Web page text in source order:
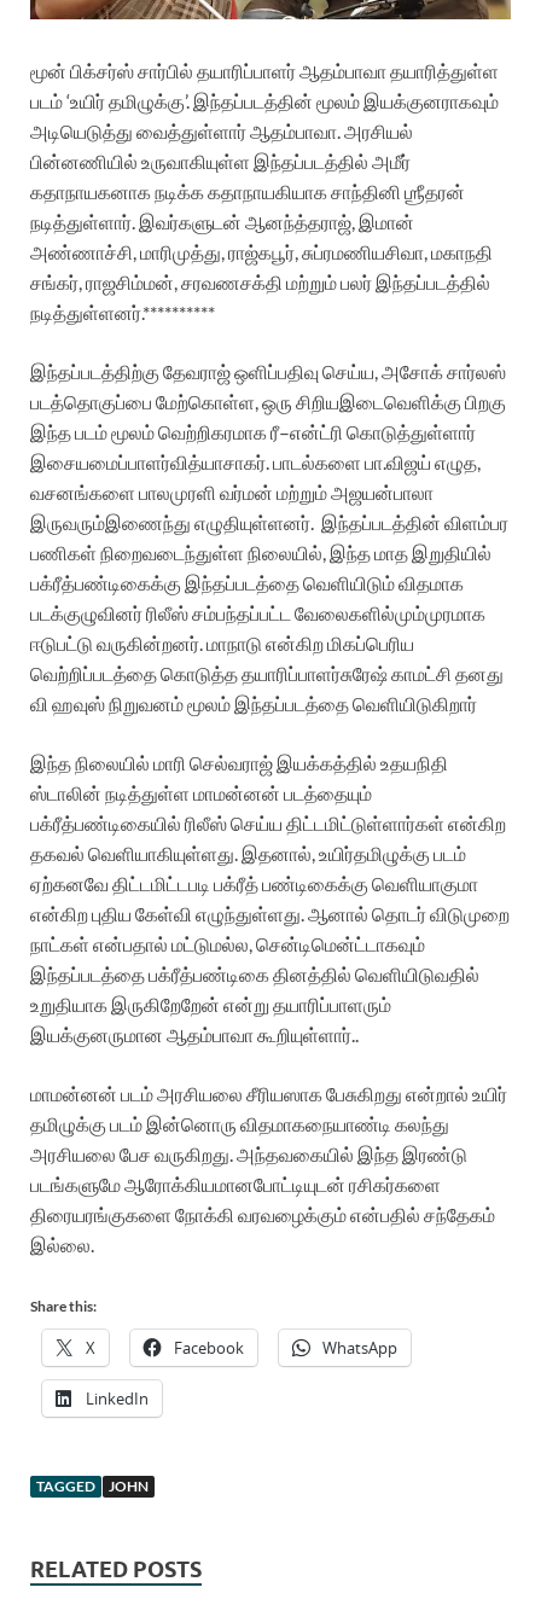
மூன் பிக்சர்ஸ்சார்பில் தயாரிப்பாளர்ஆதம்பாவாதயாரித்துள்ள
படம்‘உயிர்தமிழுக்கு’. இந்தப்படத்தின் மூலம் இயக்குனராகவும்
அடியெடுத்து வைத்துள்ளார்ஆதம்பாவா.அரசியல்
பின்னணியில் உருவாகியுள்ள இந்தப்படத்தில் அமீர்
கதாநாயகனாகநடிக்ககதாநாயகியாகசாந்தினி ஶ்ரீதரன்
நடித்துள்ளார். இவர்களுடன் ஆனந்த்தராஜ், இமான்
அண்ணாச்சி,மாரிமுத்து,ராஜ்கபூர்,சுப்ரமணியசிவா,மகாநதி
சங்கர்,ராஜசிம்மன்,சரவணசக்தி மற்றும்பலர் இந்தப்படத்தில்
நடித்துள்ளனர்.**********
இந்தப்படத்திற்கு தேவராஜ்ஒளிப்பதிவு செய்ய,அசோக்சார்லஸ்
படத்தொகுப்பை மேற்கொள்ள,ஒரு சிறியஇடைவெளிக்கு பிறகு
இந்தபடம்மூலம்வெற்றிகரமாகரீ–என்ட்ரி கொடுத்துள்ளார்
இசையமைப்பாளர்வித்யாசாகர்.பாடல்களை பா.விஜய் எழுத,
வசனங்களை பாலமுரளி வர்மன் மற்றும்அஜயன்பாலா
இருவரும்இணைந்து எழுதியுள்ளனர். இந்தப்படத்தின் விளம்பர
பணிகள் நிறைவடைந்துள்ள நிலையில், இந்தமாத இறுதியில்
பக்ரீத்பண்டிகைக்கு இந்தப்படத்தைவெளியிடும்விதமாக
படக்குழுவினர்ரிலீஸ்சம்பந்தப்பட்ட வேலைகளில்மும்முரமாக
ஈடுபட்டு வருகின்றனர்.மாநாடு என்கிறமிகப்பெரிய
வெற்றிப்படத்தைகொடுத்ததயாரிப்பாளர்சுரேஷ்காமட்சி தனது
வி ஹவுஸ்நிறுவனம்மூலம் இந்தப்படத்தைவெளியிடுகிறார்
இந்த நிலையில் மாரி செல்வராஜ் இயக்கத்தில் உதயநிதி
ஸ்டாலின் நடித்துள்ள மாமன்னன் படத்தையும்
பக்ரீத்பண்டிகையில் ரிலீஸ்செய்ய திட்டமிட்டுள்ளார்கள் என்கிற
தகவல் வெளியாகியுள்ளது. இதனால்,உயிர்தமிழுக்கு படம்
ஏற்கனவே திட்டமிட்டபடி பக்ரீத்பண்டிகைக்கு வெளியாகுமா
என்கிறபுதிய கேள்வி எழுந்துள்ளது.ஆனால் தொடர்விடுமுறை
நாட்கள் என்பதால் மட்டுமல்ல,சென்டிமென்ட்டாகவும்
இந்தப்படத்தைபக்ரீத்பண்டிகைதினத்தில் வெளியிடுவதில்
உறுதியாக இருகிறேறேன் என்று தயாரிப்பாளரும்
இயக்குனருமான ஆதம்பாவாகூறியுள்ளார்..
மாமன்னன் படம்அரசியலை சீரியஸாகபேசுகிறது என்றால் உயிர்
தமிழுக்கு படம் இன்னொரு விதமாகநையாண்டி கலந்து
அரசியலை பேச வருகிறது.அந்தவகையில் இந்த இரண்டு
படங்களுமேஆரோக்கியமானபோட்டியுடன் ரசிகர்களை
திரையரங்குகளை நோக்கி வரவழைக்கும்என்பதில் சந்தேகம்
இல்லை.
Share this:
X Facebook WhatsApp
LinkedIn
TAGGED JOHN
RELATED POSTS